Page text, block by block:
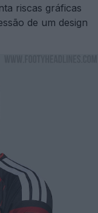
riscas gráficas
de um design